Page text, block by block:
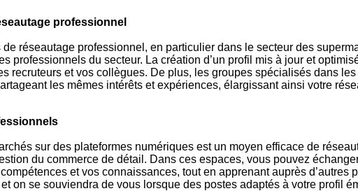
professionnel
réseautage professionnel, en particulier dans le secteur des
professionnels du secteur. La création d’un profil mis à jour et
recruteurs et vos collègues. De plus, les groupes spécialisés dans
les mêmes intérêts et expériences, élargissant ainsi votre
sur des plateformes numériques est un moyen efficace de
du commerce de détail. Dans ces espaces, vous pouvez
et vos connaissances, tout en apprenant auprès
on se souviendra de vous lorsque des postes adaptés à votre profil